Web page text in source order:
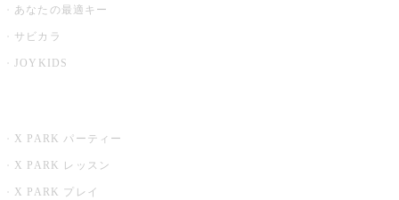
あなたの最適キー
サビカラ
JOYKIDS
X PARK パーティー
X PARK レッスン
X PARK プレイ